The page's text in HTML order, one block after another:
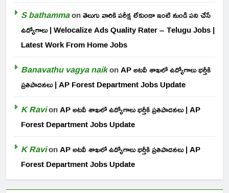
S bathammaonతెలుగు వారికి పరీక్ష లేకుండా ఇంటి నుండి పని చేసే
ఉద్యోగాలు | Welocalize Ads Quality Rater – Telugu Jobs |
Latest Work From Home Jobs
Banavathu vagya naikonAP అటవీ శాఖలో ఉద్యోగాలు భర్తీకి
ప్రతిపాదనలు | AP Forest Department Jobs Update
K RavionAP అటవీ శాఖలో ఉద్యోగాలు భర్తీకి ప్రతిపాదనలు | AP
Forest Department Jobs Update
K RavionAP అటవీ శాఖలో ఉద్యోగాలు భర్తీకి ప్రతిపాదనలు | AP
Forest Department Jobs Update